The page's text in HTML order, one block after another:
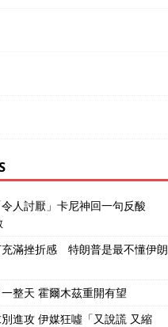
人討厭」卡尼神回一句反酸
滿挫折感 特朗普是最不懂伊朗
整天 霍爾木茲重開有望
進攻 伊媒狂噓「又說謊 又縮